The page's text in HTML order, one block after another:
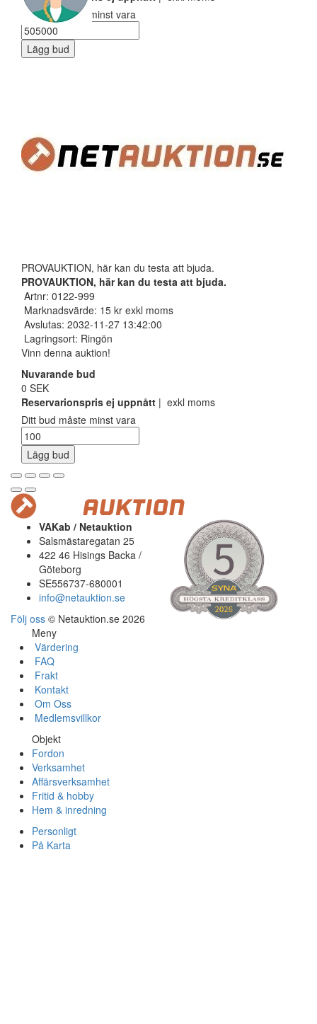
Ditt bud måste minst vara
Lägg bud
PROVAUKTION, här kan du testa att bjuda.
PROVAUKTION, här kan du testa att bjuda.
Artnr: 0122-999
Marknadsvärde: 15 kr exkl moms
Avslutas: 2032-11-27 13:42:00
Lagringsort: Ringön
Vinn denna auktion!
Nuvarande bud
0 SEK
Reservarionspris ej uppnått | exkl moms
Ditt bud måste minst vara
Lägg bud
VAKab / Netauktion
Salsmästaregatan 25
422 46 Hisings Backa /
Göteborg
SE556737-680001
info@netauktion.se
Följ oss © Netauktion.se 2026
Meny
Värdering
FAQ
Frakt
Kontakt
Om Oss
Medlemsvillkor
Objekt
Fordon
Verksamhet
Affärsverksamhet
Fritid & hobby
Hem & inredning
Personligt
På Karta